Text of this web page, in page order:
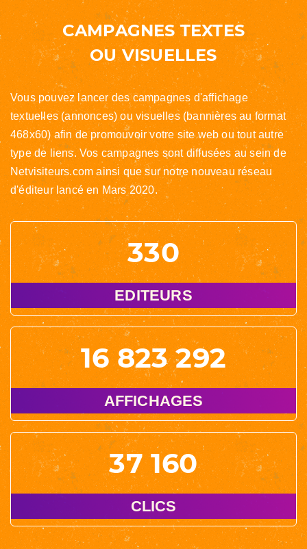
CAMPAGNES TEXTES
OU VISUELLES
Vous pouvez lancer des campagnes d'affichage
textuelles (annonces) ou visuelles (bannières au format
468x60) afin de promouvoir votre site web ou tout autre
type de liens. Vos campagnes sont diffusées au sein de
Netvisiteurs.com ainsi que sur notre nouveau réseau
d'éditeur lancé en Mars 2020.
330
EDITEURS
16 823 292
AFFICHAGES
37 160
CLICS